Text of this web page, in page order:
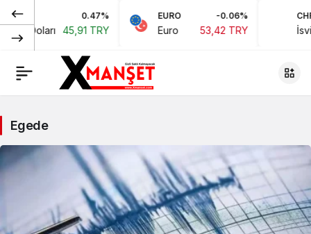
0.47%
Doları 45,91 TRY
EURO -0.06%
Euro 53,42 TRY
CHF
Egede